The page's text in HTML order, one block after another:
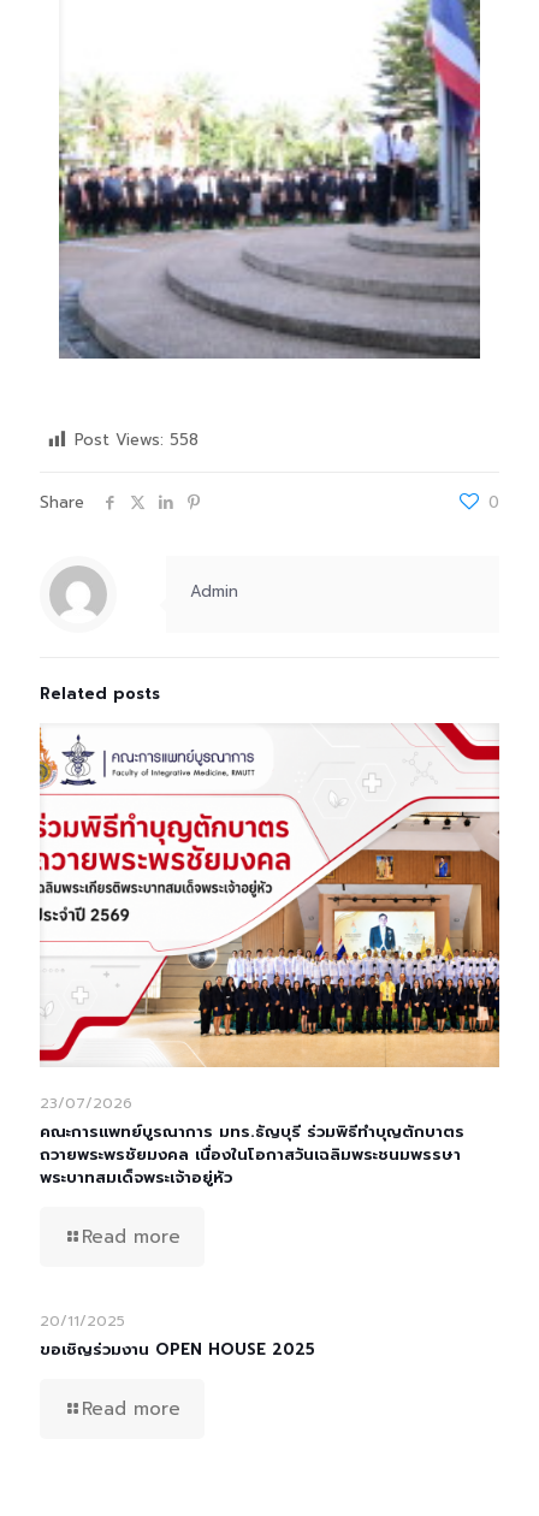
Post Views: 558
Share 0
Admin
Related posts
23/07/2026
คณะการแพทย์บูรณาการ มทร.ธัญบุรี ร่วมพิธีทำบุญตักบาตร
ถวายพระพรชัยมงคล เนื่องในโอกาสวันเฉลิมพระชนมพรรษา
พระบาทสมเด็จพระเจ้าอยู่หัว
Read more
20/11/2025
ขอเชิญร่วมงาน OPEN HOUSE 2025
Read more